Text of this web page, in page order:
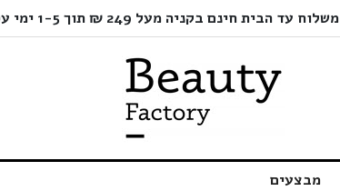
משלוח עד הבית חינם בקניה מעל 249 ₪ תוך 1-5 ימי עסקים בלבד!
מבצעים